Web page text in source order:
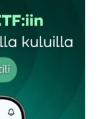
Pakolliset